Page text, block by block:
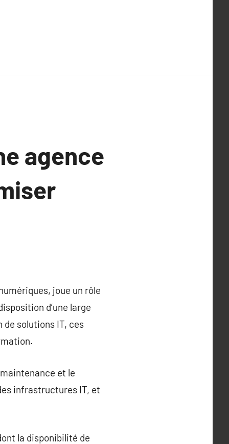
agence
joue un rôle
d’une large
de solutions IT, ces
et le
infrastructures IT, et
la disponibilité de